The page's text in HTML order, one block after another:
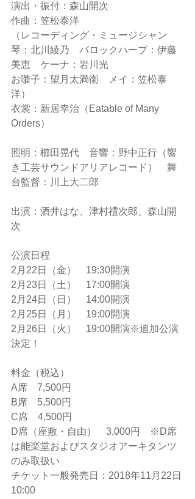
演出・振付：森山開次
作曲：笠松泰洋
（レコーディング・ミュージシャン
琴：北川綾乃　バロックハープ：伊藤
美恵　ケーナ：岩川光
お囃子：望月太満衛　メイ：笠松泰
洋）
衣裳：新居幸治（Eatable of Many
Orders）
照明：櫛田晃代　音響：野中正行（響
き工芸サウンドアリアレコード）　舞
台監督：川上大二郎
出演：酒井はな、津村禮次郎、森山開
次
公演日程
2月22日（金）　19:30開演
2月23日（土）　17:00開演
2月24日（日）　14:00開演
2月25日（月）　19:00開演
2月26日（火）　19:00開演※追加公演
決定！
料金（税込）
A席　7,500円
B席　5,500円
C席　4,500円
D席（座敷・自由）　3,000円　※D席
は能楽堂およびスタジオアーキタンツ
のみ取扱い
チケット一般発売日：2018年11月22日
10:00